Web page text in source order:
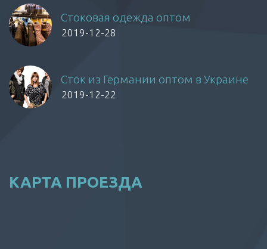
Стоковая одежда оптом
2019-12-28
Сток из Германии оптом в Украине
2019-12-22
КАРТА ПРОЕЗДА